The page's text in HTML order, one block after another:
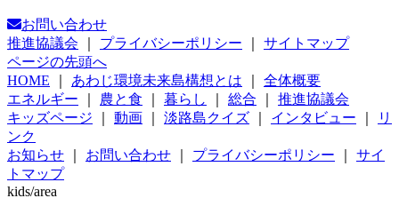
お問い合わせ
推進協議会
プライバシーポリシー
サイトマップ
ページの先頭へ
HOME
あわじ環境未来島構想とは
全体概要
エネルギー
農と食 暮らし 総合
推進協議会
キッズページ
動画 淡路島クイズ インタビュー
リ
ンク
お知らせ
お問い合わせ プライバシーポリシー
サイ
トマップ
kids/area